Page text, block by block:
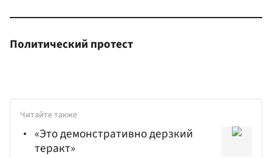
Политический протест
Читайте также
«Это демонстративно дерзкий
теракт»